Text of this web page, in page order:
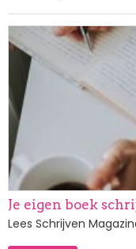
Afbeelding
Je eigen boek
Lees Schrijven